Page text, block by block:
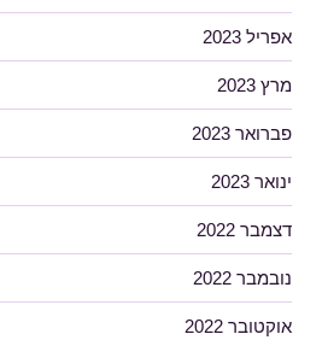
אפריל 2023
מרץ 2023
פברואר 2023
ינואר 2023
דצמבר 2022
נובמבר 2022
אוקטובר 2022